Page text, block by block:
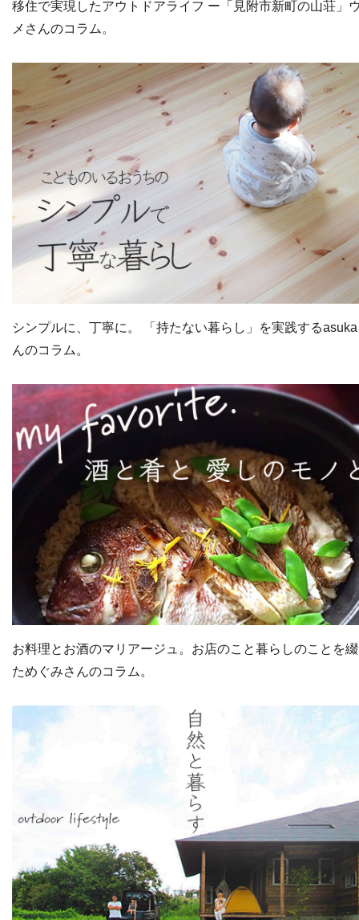
移住で実現したアウトドアライフ ー「見附市新町の山荘」
メさんのコラム。
シンプルに、丁寧に。 「持たない暮らし」を実践する
んのコラム。
お料理とお酒のマリアージュ。お店のこと暮らしのことを
ためぐみさんのコラム。